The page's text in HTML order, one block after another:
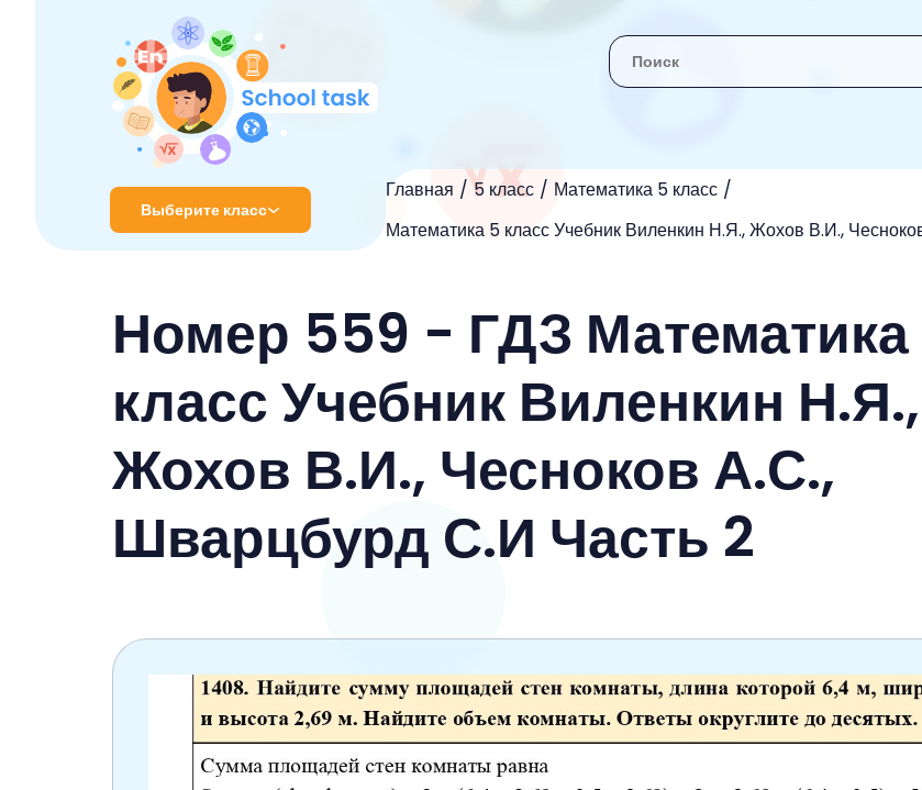
Выберите класс
Главная 5 класс
Математика 5 класс
Математика 5 класс Учебник Виленкин Н.Я., Жохов В.И.,
2 класс
4 класс
5 класс
7 класс
9 класс
Номер 559 - ГДЗ Математика
класс Учебник Виленкин Н.Я.,
Жохов В.И., Чесноков А.С.,
Шварцбурд С.И Часть 2